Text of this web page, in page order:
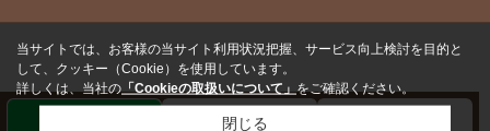
当サイトでは、お客様の当サイト利用状況把握、サービス向上検討を目的と
して、クッキー（Cookie）を使用しています。
詳しくは、当社の「Cookieの取扱いについて」をご確認ください。
閉じる